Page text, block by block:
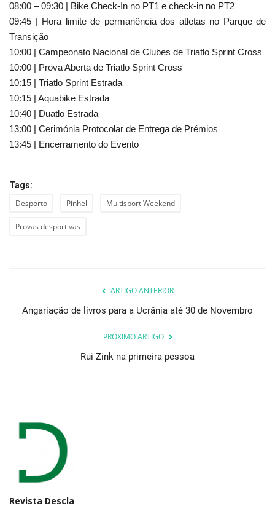
08:00 – 09:30 | Bike Check-In no PT1 e check-in no PT2
09:45 | Hora limite de permanência dos atletas no Parque de
Transição
10:00 | Campeonato Nacional de Clubes de Triatlo Sprint Cross
10:00 | Prova Aberta de Triatlo Sprint Cross
10:15 | Triatlo Sprint Estrada
10:15 | Aquabike Estrada
10:40 | Duatlo Estrada
13:00 | Cerimónia Protocolar de Entrega de Prémios
13:45 | Encerramento do Evento
Tags:
Desporto Pinhel Multisport Weekend
Provas desportivas
ARTIGO ANTERIOR
Angariação de livros para a Ucrânia até 30 de Novembro
PRÓXIMO ARTIGO
Rui Zink na primeira pessoa
Revista Descla